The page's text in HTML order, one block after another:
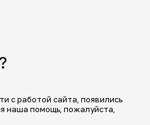
с работой сайта, появились
наша помощь, пожалуйста,